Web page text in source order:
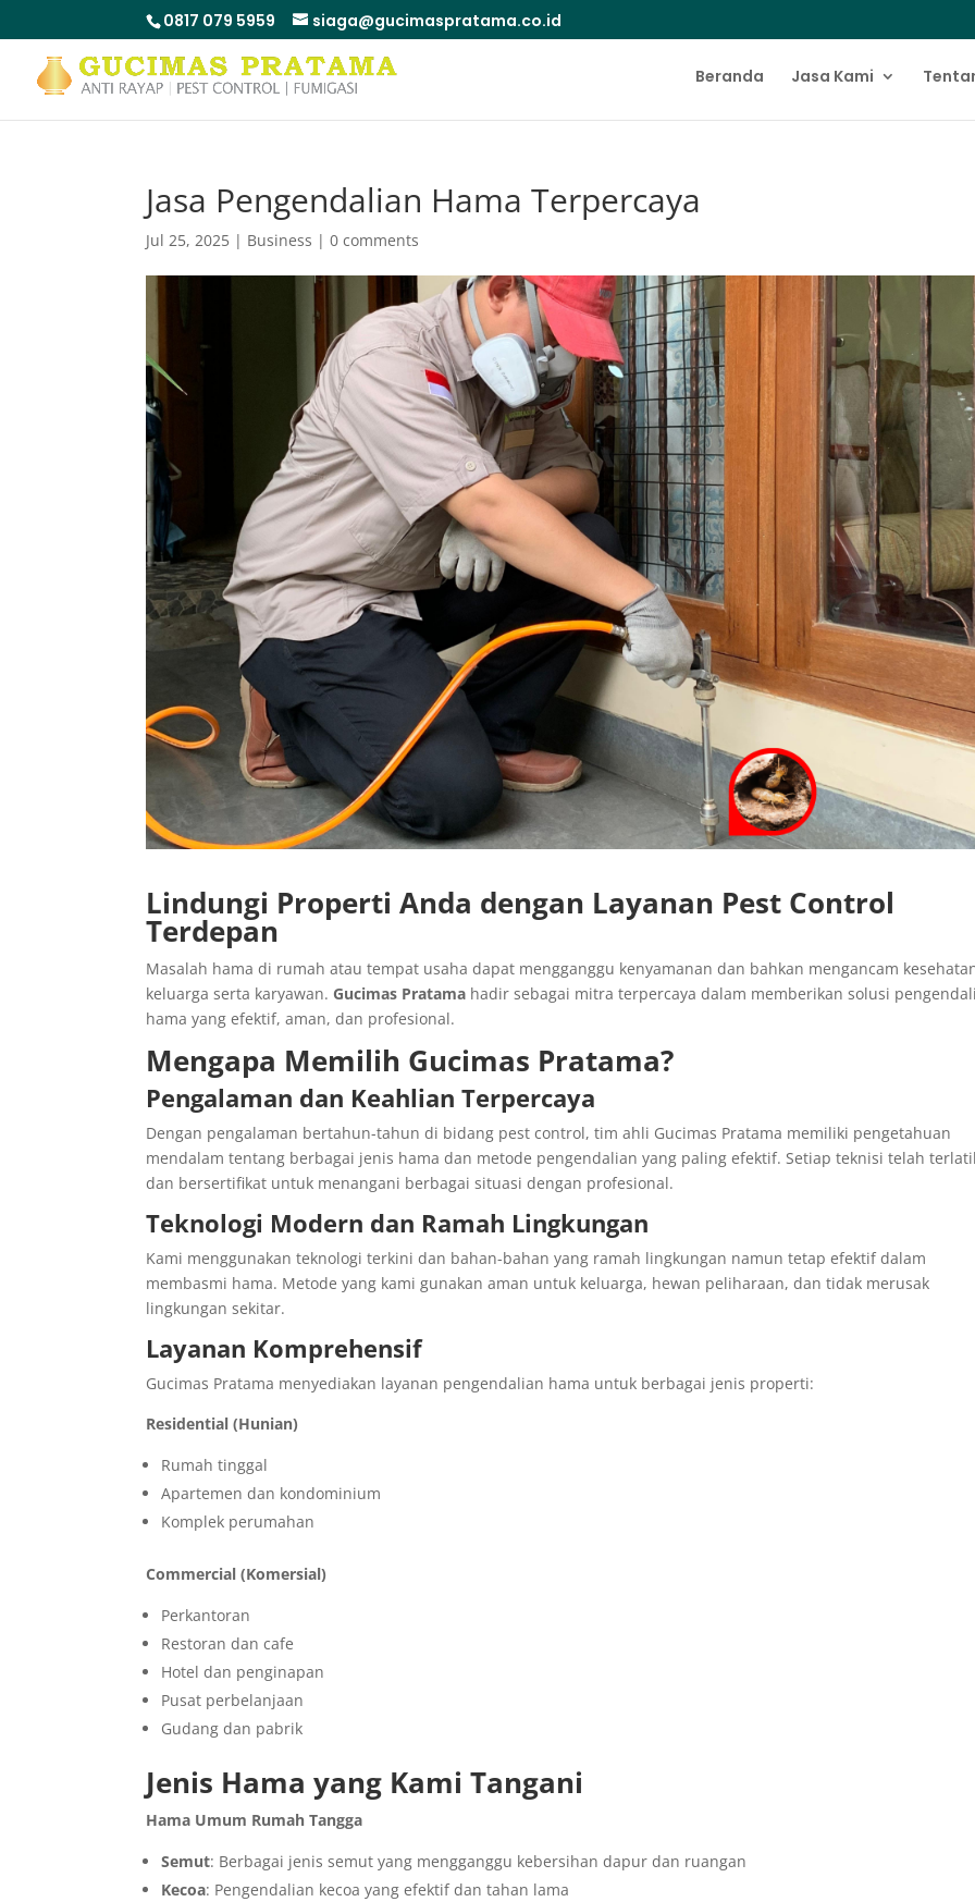
0817 079 5959 siaga@gucimaspratama.co.id
Beranda Jasa Kami
Jasa Pengendalian Hama Terpercaya
Jul 25, 2025 | Business |0 comments
Lindungi Properti Anda dengan Layanan Pest Control
Terdepan
Masalah hama di rumah atau tempat usaha dapat mengganggu kenyamanan dan bahkan mengancam
keluarga serta karyawan. Gucimas Pratama hadir sebagai mitra terpercaya dalam memberikan solusi
hama yang efektif, aman, dan profesional.
Mengapa Memilih Gucimas Pratama?
Pengalaman dan Keahlian Terpercaya
Dengan pengalaman bertahun-tahun di bidang pest control, tim ahli Gucimas Pratama memiliki pengetahuan
mendalam tentang berbagai jenis hama dan metode pengendalian yang paling efektif. Setiap teknisi telah
dan bersertifikat untuk menangani berbagai situasi dengan profesional.
Teknologi Modern dan Ramah Lingkungan
Kami menggunakan teknologi terkini dan bahan-bahan yang ramah lingkungan namun tetap efektif dalam
membasmi hama. Metode yang kami gunakan aman untuk keluarga, hewan peliharaan, dan tidak merusak
lingkungan sekitar.
Layanan Komprehensif
Gucimas Pratama menyediakan layanan pengendalian hama untuk berbagai jenis properti:
Residential (Hunian)
Rumah tinggal
Apartemen dan kondominium
Komplek perumahan
Commercial (Komersial)
Perkantoran
Restoran dan cafe
Hotel dan penginapan
Pusat perbelanjaan
Gudang dan pabrik
Jenis Hama yang Kami Tangani
Hama Umum Rumah Tangga
Semut: Berbagai jenis semut yang mengganggu kebersihan dapur dan ruangan
Kecoa: Pengendalian kecoa yang efektif dan tahan lama